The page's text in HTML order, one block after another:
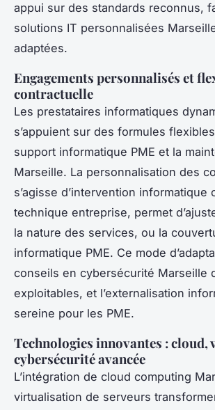
appui sur des standards reconnus,
solutions IT personnalisées
adaptées.
Engagements personnalisés et
contractuelle
Les prestataires informatiques
s’appuient sur des formules
support informatique PME et la
Marseille. La personnalisation des
s’agisse d’intervention informatique
technique entreprise, permet
la nature des services, ou la
informatique PME. Ce mode
conseils en cybersécurité Marseille
exploitables, et l’externalisation
sereine pour les PME.
Technologies innovantes :
cybersécurité avancée
L’intégration de cloud computing
virtualisation de serveurs